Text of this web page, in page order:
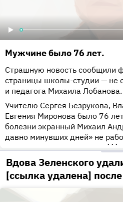
Мужчине было 76 лет.
Страшную новость сообщили
страницы школы-студии — не
и педагога Михаила Лобанова.
Учителю Сергея Безрукова,
Евгения Миронова было 76
болезни экранный Михаил
давно минувших дней» не
•••
Вдова Зеленского
[ссылка удалена]